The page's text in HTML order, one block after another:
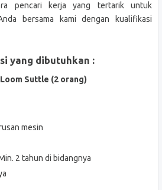
pencari kerja yang tertarik untuk
bersama kami dengan kualifikasi
yang dibutuhkan :
Suttle (2 orang)
mesin
2 tahun di bidangnya